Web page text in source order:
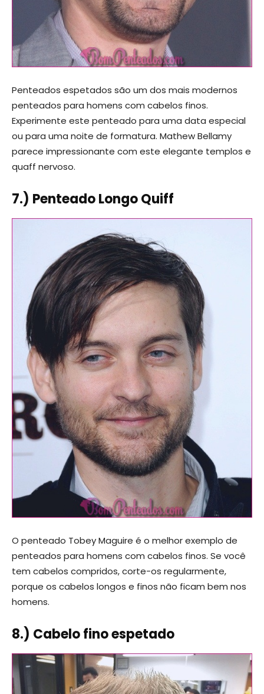
Penteados espetados são um dos mais modernos
penteados para homens com cabelos finos.
Experimente este penteado para uma data especial
ou para uma noite de formatura. Mathew Bellamy
parece impressionante com este elegante templos e
quaff nervoso.
7.) Penteado Longo Quiff
O penteado Tobey Maguire é o melhor exemplo de
penteados para homens com cabelos finos. Se você
tem cabelos compridos, corte-os regularmente,
porque os cabelos longos e finos não ficam bem nos
homens.
8.) Cabelo fino espetado